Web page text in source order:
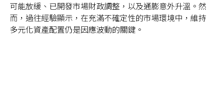
可能放緩、已開發市場財政調整，以及通膨意外升溫。然
而，過往經驗顯示，在充滿不確定性的市場環境中，維持
多元化資產配置仍是因應波動的關鍵。